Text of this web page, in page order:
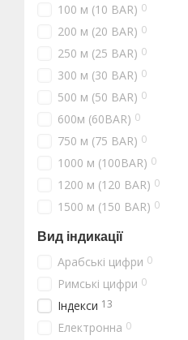
100 м (10 BAR) 0
200 м (20 BAR) 0
250 м (25 BAR) 0
300 м (30 BAR) 0
500 м (50 BAR) 0
600м (60BAR) 0
750 м (75 BAR) 0
1000 м (100BAR) 0
1200 м (120 BAR) 0
1500 м (150 BAR) 0
Вид індикації
Арабські цифри 0
Римські цифри 0
Індекси 13
Електронна 0